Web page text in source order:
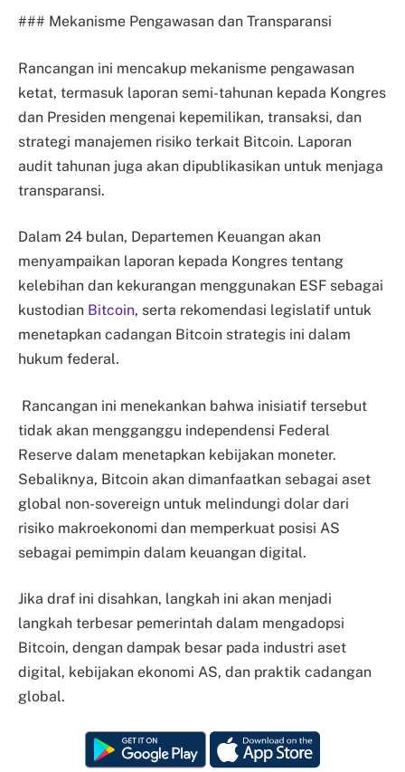
### Mekanisme Pengawasan dan Transparansi
Rancangan ini mencakup mekanisme pengawasan
ketat, termasuk laporan semi-tahunan kepada Kongres
dan Presiden mengenai kepemilikan, transaksi, dan
strategi manajemen risiko terkait Bitcoin. Laporan
audit tahunan juga akan dipublikasikan untuk menjaga
transparansi.
Dalam 24 bulan, Departemen Keuangan akan
menyampaikan laporan kepada Kongres tentang
kelebihan dan kekurangan menggunakan ESF sebagai
kustodian Bitcoin, serta rekomendasi legislatif untuk
menetapkan cadangan Bitcoin strategis ini dalam
hukum federal.
Rancangan ini menekankan bahwa inisiatif tersebut
tidak akan mengganggu independensi Federal
Reserve dalam menetapkan kebijakan moneter.
Sebaliknya, Bitcoin akan dimanfaatkan sebagai aset
global non-sovereign untuk melindungi dolar dari
risiko makroekonomi dan memperkuat posisi AS
sebagai pemimpin dalam keuangan digital.
Jika draf ini disahkan, langkah ini akan menjadi
langkah terbesar pemerintah dalam mengadopsi
Bitcoin, dengan dampak besar pada industri aset
digital, kebijakan ekonomi AS, dan praktik cadangan
global.